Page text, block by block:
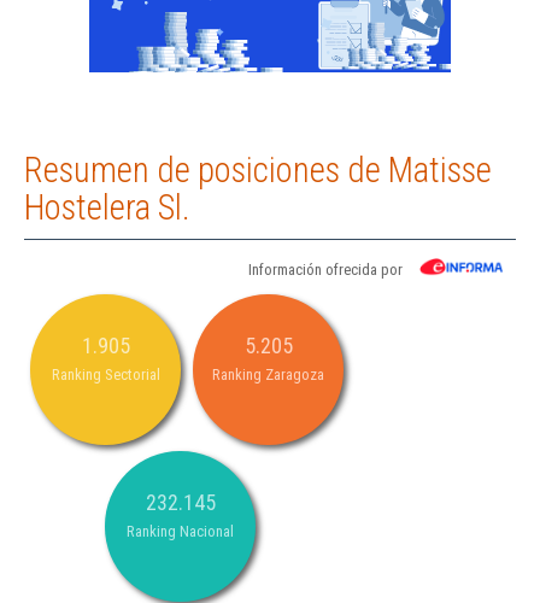
Resumen de posiciones de Matisse
Hostelera Sl.
Información ofrecida por
1.905
Ranking Sectorial
5.205
Ranking Zaragoza
232.145
Ranking Nacional